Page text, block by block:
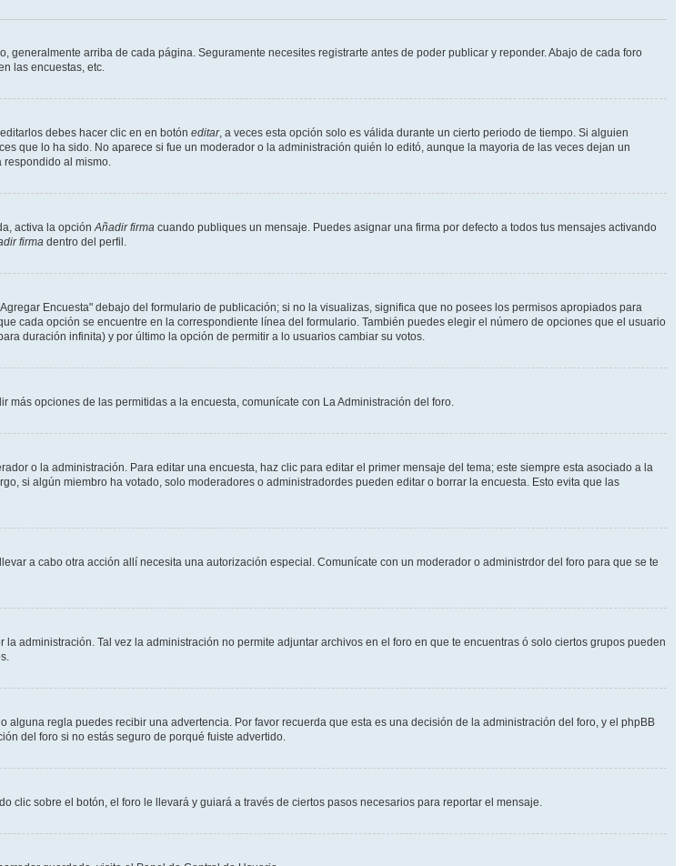
arriba de cada página. Seguramente necesites registrarte antes de poder publicar y reponder. Abajo de cada foro
las encuestas, etc.
debes hacer clic en en botón editar, a veces esta opción solo es válida durante un cierto periodo de tiempo. Si alguien
que lo ha sido. No aparece si fue un moderador o la administración quién lo editó, aunque la mayoria de las veces dejan un
respondido al mismo.
activa la opciónAñadir firma cuando publiques un mensaje. Puedes asignar una firma por defecto a todos tus mensajes activando
firma dentro del perfil.
Encuesta" debajo del formulario de publicación; si no la visualizas, significa que no posees los permisos apropiados para
cada opción se encuentre en la correspondiente línea del formulario. También puedes elegir el número de opciones que el usuario
duración infinita) y por último la opción de permitir a lo usuarios cambiar su votos.
opciones de las permitidas a la encuesta, comunícate con La Administración del foro.
o la administración. Para editar una encuesta, haz clic para editar el primer mensaje del tema; este siempre esta asociado a la
si algún miembro ha votado, solo moderadores o administradordes pueden editar o borrar la encuesta. Esto evita que las
a cabo otra acción allí necesita una autorización especial. Comunícate con un moderador o administrdor del foro para que se te
administración. Tal vez la administración no permite adjuntar archivos en el foro en que te encuentras ó solo ciertos grupos pueden
regla puedes recibir una advertencia. Por favor recuerda que esta es una decisión de la administración del foro, y el phpBB
del foro si no estás seguro de porqué fuiste advertido.
sobre el botón, el foro le llevará y guiará a través de ciertos pasos necesarios para reportar el mensaje.